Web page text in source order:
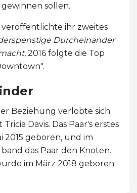
sollen.
veröffentlichte ihr zweites
Durcheinander
, 2016 folgte die Top
Beziehung verlobte sich
Davis. Das Paar's erstes
2015 geboren, und im
das Paar den Knoten.
im März 2018 geboren.